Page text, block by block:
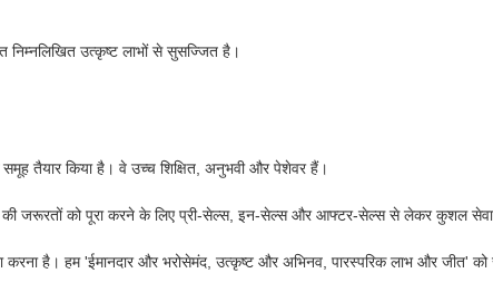
निम्नलिखित उत्कृष्ट लाभों से सुसज्जित है।
समूह तैयार किया है। वे उच्च शिक्षित, अनुभवी और पेशेवर हैं।
की जरूरतों को पूरा करने के लिए प्री-सेल्स, इन-सेल्स और आफ्टर-सेल्स से लेकर कुशल
करना है। हम 'ईमानदार और भरोसेमंद, उत्कृष्ट और अभिनव, पारस्परिक लाभ और जीत'